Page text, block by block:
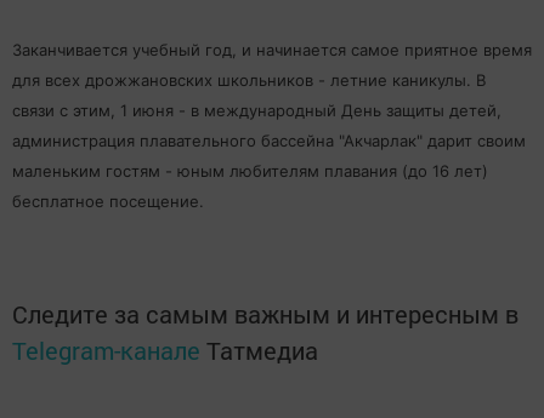
Заканчивается учебный год, и начинается самое приятное время
для всех дрожжановских школьников - летние каникулы. В
связи с этим, 1 июня - в международный День защиты детей,
администрация плавательного бассейна "Акчарлак" дарит своим
маленьким гостям - юным любителям плавания (до 16 лет)
бесплатное посещение.
Следите за самым важным и интересным в
Telegram-канале Татмедиа